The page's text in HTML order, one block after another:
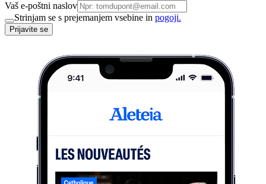
Vaš e-poštni naslov
Strinjam se s prejemanjem vsebine in pogoji.
Prijavite se